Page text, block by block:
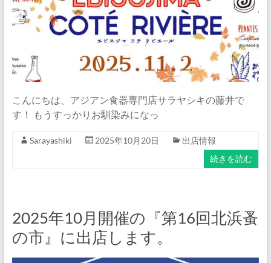
こんにちは、アジアン食器専門店サラヤシキの藤井で
す！ もうすっかりお馴染みになっ
Sarayashiki 2025年10月20日
出店情報
続きを読む
2025年10月開催の『第16回北浜蚤
の市』に出店します。